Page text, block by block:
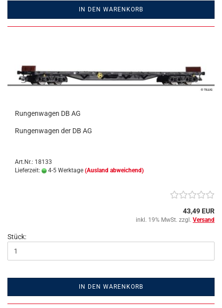
IN DEN WARENKORB
Rungenwagen DB AG
Rungenwagen der DB AG
Art.Nr.: 18133
Lieferzeit:
4-5 Werktage (Ausland abweichend)
43,49 EUR
inkl. 19% MwSt. zzgl. Versand
Stück:
IN DEN WARENKORB